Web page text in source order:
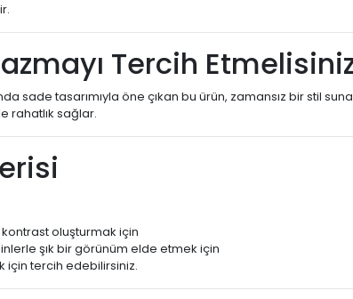
Tercih
sade tasarımıyla öne çıkan bu ürün, zamansız bir stil
rahatlık sağlar.
kontrast oluşturmak için
şık bir görünüm elde etmek için
için tercih edebilirsiniz.